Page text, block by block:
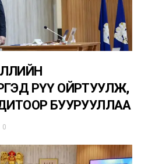
РҮҮ ОЙРТУУЛЖ,
БУУРУУЛЛАА
0